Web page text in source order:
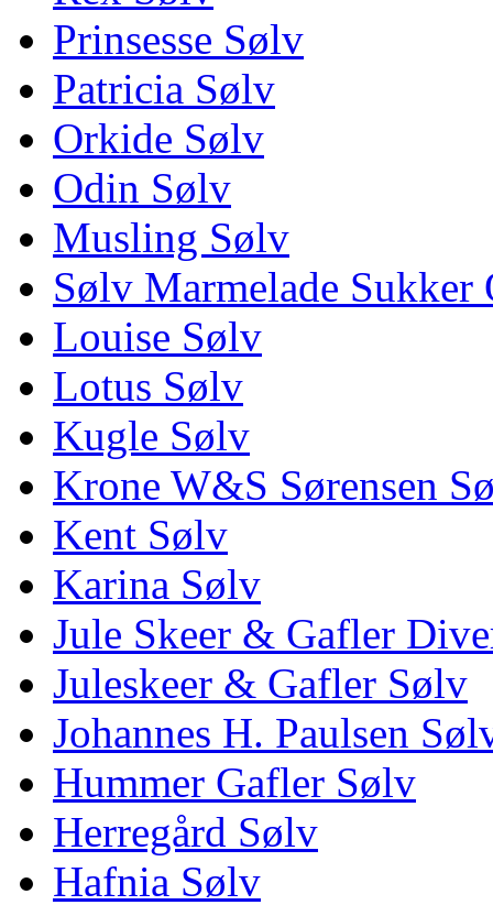
Prinsesse Sølv
Patricia Sølv
Orkide Sølv
Odin Sølv
Musling Sølv
Sølv Marmelade Sukker
Louise Sølv
Lotus Sølv
Kugle Sølv
Krone W&S Sørensen
Kent Sølv
Karina Sølv
Jule Skeer & Gafler
Juleskeer & Gafler Sølv
Johannes H. Paulsen
Hummer Gafler Sølv
Herregård Sølv
Hafnia Sølv